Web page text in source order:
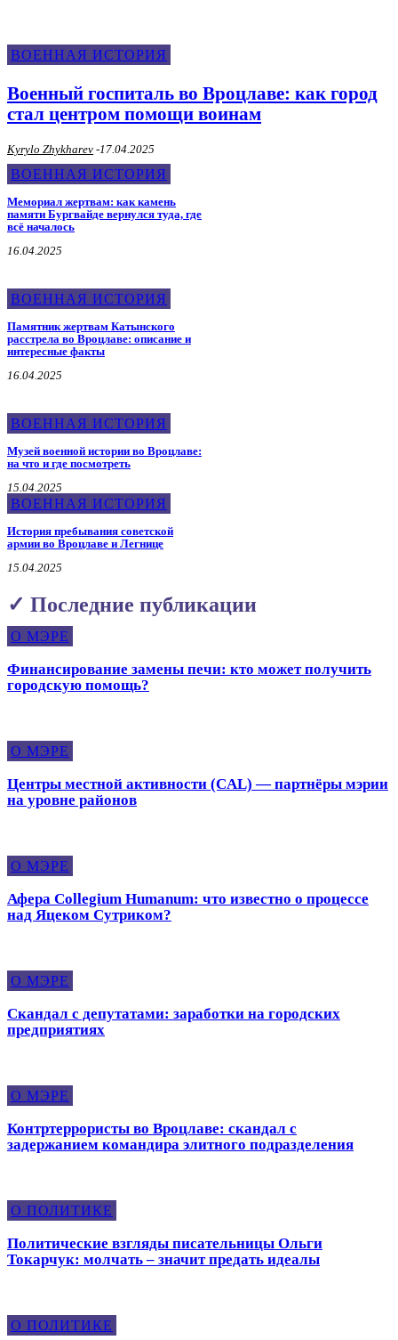
ВОЕННАЯ ИСТОРИЯ
Военный госпиталь во Вроцлаве: как город
стал центром помощи воинам
Kyrylo Zhykharev -17.04.2025
ВОЕННАЯ ИСТОРИЯ
Мемориал жертвам: как камень
памяти Бургвайде вернулся туда, где
всё началось
16.04.2025
ВОЕННАЯ ИСТОРИЯ
Памятник жертвам Катынского
расстрела во Вроцлаве: описание и
интересные факты
16.04.2025
ВОЕННАЯ ИСТОРИЯ
Музей военной истории во Вроцлаве:
на что и где посмотреть
15.04.2025
ВОЕННАЯ ИСТОРИЯ
История пребывания советской
армии во Вроцлаве и Легнице
15.04.2025
✓ Последние публикации
О МЭРЕ
Финансирование замены печи: кто может получить
городскую помощь?
О МЭРЕ
Центры местной активности (CAL) — партнёры мэрии
на уровне районов
О МЭРЕ
Афера Collegium Humanum: что известно о процессе
над Яцеком Сутриком?
О МЭРЕ
Скандал с депутатами: заработки на городских
предприятиях
О МЭРЕ
Контртеррористы во Вроцлаве: скандал с
задержанием командира элитного подразделения
О ПОЛИТИКЕ
Политические взгляды писательницы Ольги
Токарчук: молчать – значит предать идеалы
О ПОЛИТИКЕ